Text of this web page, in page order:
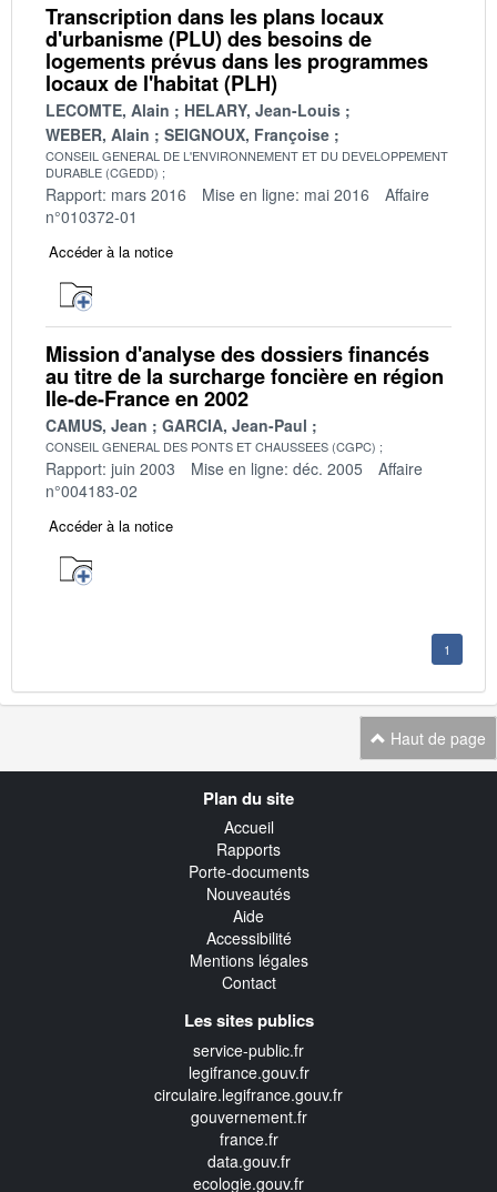
Transcription dans les plans locaux
d'urbanisme (PLU) des besoins de
logements prévus dans les programmes
locaux de l'habitat (PLH)
LECOMTE, Alain
HELARY, Jean-Louis
WEBER, Alain
SEIGNOUX, Françoise
CONSEIL GENERAL DE L'ENVIRONNEMENT ET DU DEVELOPPEMENT
DURABLE (CGEDD)
Rapport: mars 2016 Mise en ligne: mai 2016
Affaire
n°010372-01
Accéder à la notice
Mission d'analyse des dossiers financés
au titre de la surcharge foncière en région
Ile-de-France en 2002
CAMUS, Jean GARCIA, Jean-Paul
CONSEIL GENERAL DES PONTS ET CHAUSSEES (CGPC)
Rapport: juin 2003 Mise en ligne: déc. 2005
Affaire
n°004183-02
Accéder à la notice
1
Haut de page
Plan du site
Accueil
Rapports
Porte-documents
Nouveautés
Aide
Accessibilité
Mentions légales
Contact
Les sites publics
service-public.fr
legifrance.gouv.fr
circulaire.legifrance.gouv.fr
gouvernement.fr
france.fr
data.gouv.fr
ecologie.gouv.fr